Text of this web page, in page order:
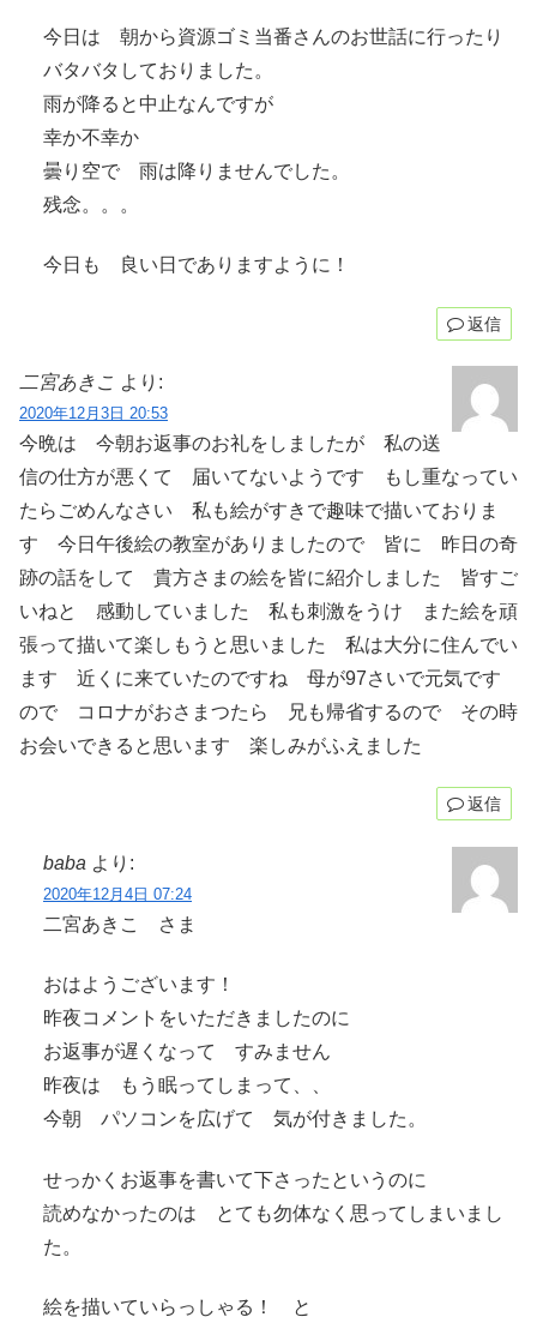
今日は 朝から資源ゴミ当番さんのお世話に行ったり
バタバタしておりました。
雨が降ると中止なんですが
幸か不幸か
曇り空で 雨は降りませんでした。
残念。。。
今日も 良い日でありますように！
返信
二宮あきこ より:
2020年12月3日 20:53
今晩は 今朝お返事のお礼をしましたが 私の送
信の仕方が悪くて 届いてないようです もし重なってい
たらごめんなさい 私も絵がすきで趣味で描いておりま
す 今日午後絵の教室がありましたので 皆に 昨日の奇
跡の話をして 貴方さまの絵を皆に紹介しました 皆すご
いねと 感動していました 私も刺激をうけ また絵を頑
張って描いて楽しもうと思いました 私は大分に住んでい
ます 近くに来ていたのですね 母が97さいで元気です
ので コロナがおさまつたら 兄も帰省するので その時
お会いできると思います 楽しみがふえました
返信
baba より:
2020年12月4日 07:24
二宮あきこ さま
おはようございます！
昨夜コメントをいただきましたのに
お返事が遅くなって すみません
昨夜は もう眠ってしまって、、
今朝 パソコンを広げて 気が付きました。
せっかくお返事を書いて下さったというのに
読めなかったのは とても勿体なく思ってしまいまし
た。
絵を描いていらっしゃる！ と